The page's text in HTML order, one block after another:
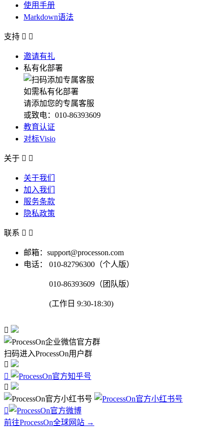
使用手册
Markdown语法
支持  
邀请有礼
私有化部署
如需私有化部署
请添加您的专属客服
或致电：010-86393609
教育认证
对标Visio
关于  
关于我们
加入我们
服务条款
隐私政策
联系  
邮箱：support@processon.com
电话：
010-82796300（个人版）
010-86393609（团队版）
(工作日 9:30-18:30)

扫码进入ProcessOn用户群




前往ProcessOn全球网站 →